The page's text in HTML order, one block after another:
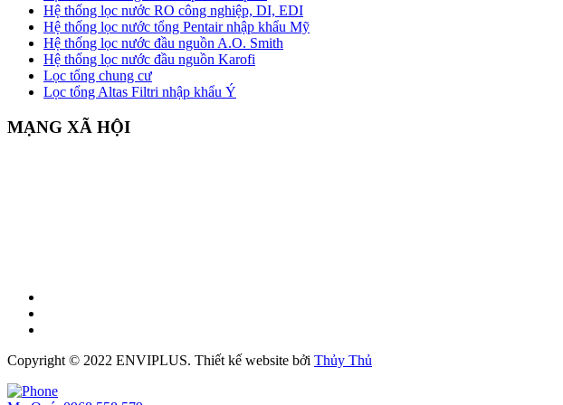
Hệ thống lọc nước RO công nghiệp, DI, EDI
Hệ thống lọc nước tổng Pentair nhập khẩu Mỹ
Hệ thống lọc nước đầu nguồn A.O. Smith
Hệ thống lọc nước đầu nguồn Karofi
Lọc tổng chung cư
Lọc tổng Altas Filtri nhập khẩu Ý
MẠNG XÃ HỘI
Copyright © 2022 ENVIPLUS. Thiết kế website bởi Thủy Thủ